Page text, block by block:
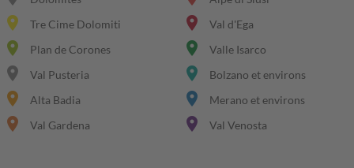
place Tre Cime Dolomiti
place Plan de Corones
place Val Pusteria
place Alta Badia
place Val Gardena
place Val d'Ega
place Valle Isarco
place Bolzano et environs
place Merano et environs
place Val Venosta